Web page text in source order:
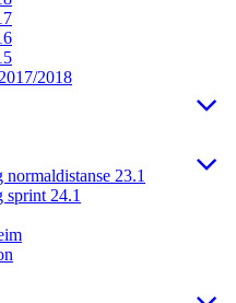
2018
normaldistanse 23.1
sprint 24.1